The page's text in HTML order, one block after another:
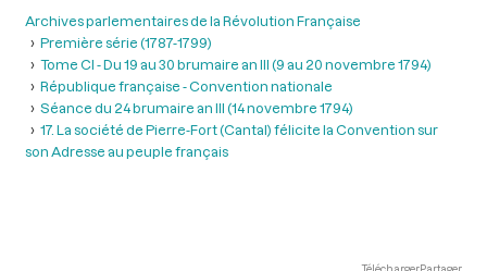
Archives parlementaires de la Révolution Française
Première série (1787-1799)
Tome CI - Du 19 au 30 brumaire an III (9 au 20 novembre 1794)
République française - Convention nationale
Séance du 24 brumaire an III (14 novembre 1794)
17. La société de Pierre-Fort (Cantal) félicite la Convention sur
son Adresse au peuple français